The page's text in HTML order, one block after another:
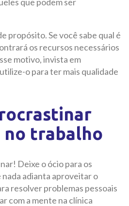
propósito. Se você sabe qual é
os recursos necessários
motivo, invista em
o para ter mais qualidade
no trabalho
Deixe o ócio para os
adianta aproveitar o
resolver problemas pessoais
com a mente na clínica